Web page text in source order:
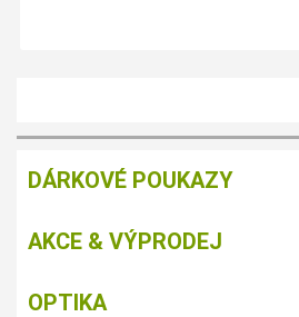
DÁRKOVÉ POUKAZY
AKCE & VÝPRODEJ
OPTIKA